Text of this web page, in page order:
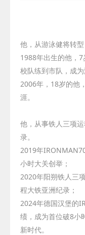
他，从游泳健将转
1988年出生的他， 7
校队练到市队，成为
2006年， 18岁的他
涯。
他，从事铁人三项
录。
2019年
小时大关创举；
2020年阳朔铁人三
程大铁亚洲纪录；
2024年德国汉堡的
绩，成为首位破8小
新时代。